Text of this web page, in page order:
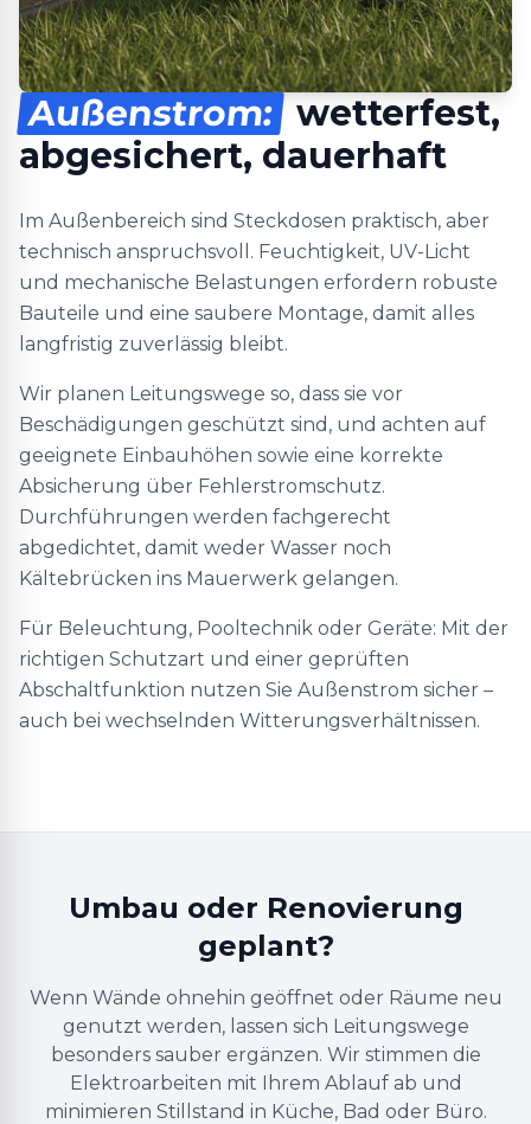
Außenstrom: wetterfest,
abgesichert, dauerhaft
Im Außenbereich sind Steckdosen praktisch, aber
technisch anspruchsvoll. Feuchtigkeit, UV-Licht
und mechanische Belastungen erfordern robuste
Bauteile und eine saubere Montage, damit alles
langfristig zuverlässig bleibt.
Wir planen Leitungswege so, dass sie vor
Beschädigungen geschützt sind, und achten auf
geeignete Einbauhöhen sowie eine korrekte
Absicherung über Fehlerstromschutz.
Durchführungen werden fachgerecht
abgedichtet, damit weder Wasser noch
Kältebrücken ins Mauerwerk gelangen.
Für Beleuchtung, Pooltechnik oder Geräte: Mit der
richtigen Schutzart und einer geprüften
Abschaltfunktion nutzen Sie Außenstrom sicher –
auch bei wechselnden Witterungsverhältnissen.
Umbau oder Renovierung
geplant?
Wenn Wände ohnehin geöffnet oder Räume neu
genutzt werden, lassen sich Leitungswege
besonders sauber ergänzen. Wir stimmen die
Elektroarbeiten mit Ihrem Ablauf ab und
minimieren Stillstand in Küche, Bad oder Büro.